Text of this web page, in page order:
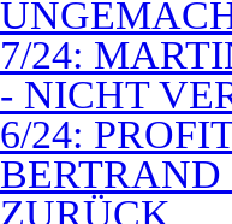
7/24:
- NICHT
6/24:
ZURÜCK